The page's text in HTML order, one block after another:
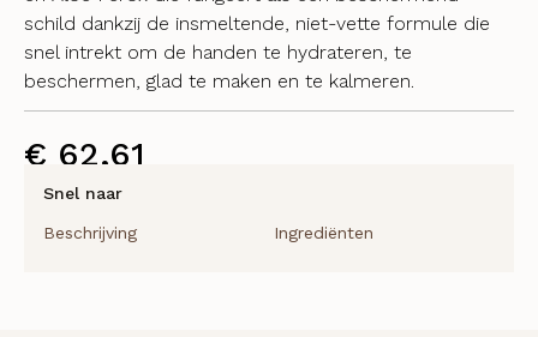
€ 62,61
Snel naar
Beschrijving Ingrediënten
schild dankzij de insmeltende, niet-vette formule die
snel intrekt om de handen te hydrateren, te
beschermen, glad te maken en te kalmeren.